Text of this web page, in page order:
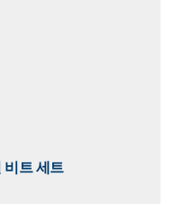
비트 세트